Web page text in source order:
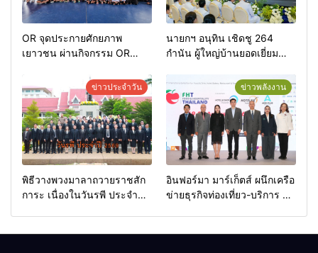
OR จุดประกายศักยภาพ
เยาวชน ผ่านกิจกรรม OR
นายกฯ อนุทิน เชิดชู 264
กำนัน ผู้ใหญ่บ้านยอดเยี่ยม
เกียรติยศแห่งการเสียสละ”
ข่าวประจำวัน
พิธีวางพวงมาลาถวายราชสัก
การะ เนื่องในวันรพี ประจำปี
ข่าวพลังงาน
อินฟอร์มา มาร์เก็ตส์ ผนึกเครือ
ข่ายธุรกิจท่องเที่ยว-บริการ จัด